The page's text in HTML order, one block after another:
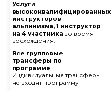
Услуги
высококвалифицированных
инструкторов
альпинизма, 1 инструктор
на 4 участника во время
восхождения.
Все групповые
трансферы по
программе.
Индивидуальные трансферы
не входят программу.